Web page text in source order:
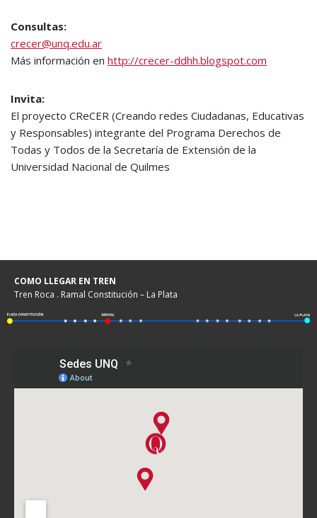
Consultas:
crecer@unq.edu.ar
Más información en http://crecer-ddhh.blogspot.com
Invita:
El proyecto CReCER (Creando redes Ciudadanas, Educativas
y Responsables) integrante del Programa Derechos de
Todas y Todos de la Secretaría de Extensión de la
Universidad Nacional de Quilmes
COMO LLEGAR EN TREN
Tren Roca . Ramal Constitución – La Plata